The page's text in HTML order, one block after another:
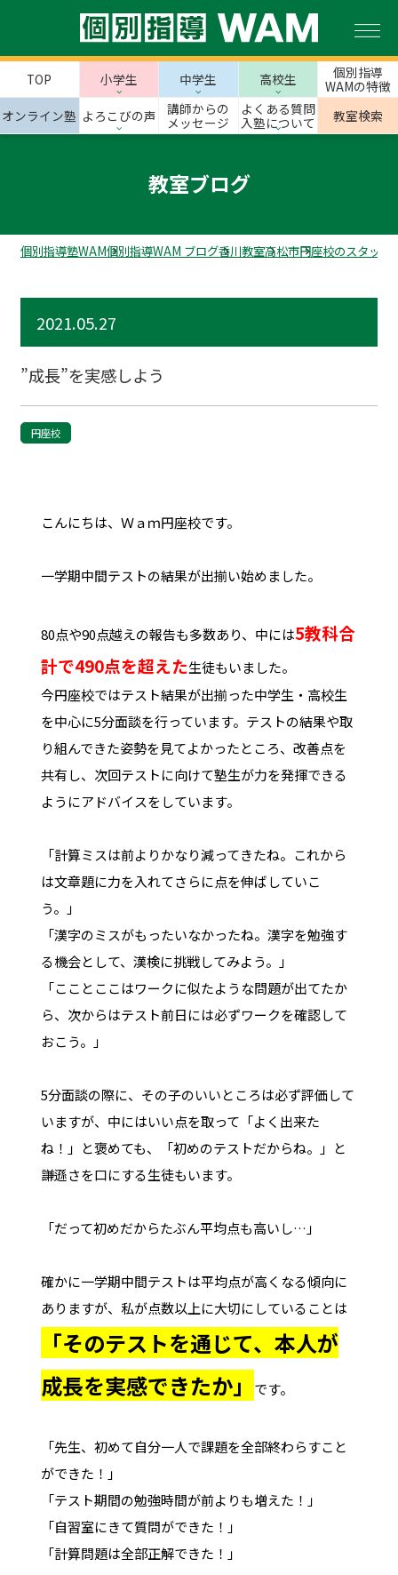
TOP 小学生 中学生 高校生
個別指導
WAMの特徴
オンライン塾 よろこびの声
講師からの
メッセージ
よくある質問
入塾について
教室検索
教室ブログ
個別指導塾WAM個別指導WAM ブログ香川教室高松市円座校のスタッフ
2021.05.27
”成長”を実感しよう
円座校
こんにちは、Ｗａｍ円座校です。
一学期中間テストの結果が出揃い始めました。
80点や90点越えの報告も多数あり、中には5教科合
計で490点を超えた生徒もいました。
今円座校ではテスト結果が出揃った中学生・高校生
を中心に5分面談を行っています。テストの結果や取
り組んできた姿勢を見てよかったところ、改善点を
共有し、次回テストに向けて塾生が力を発揮できる
ようにアドバイスをしています。
「計算ミスは前よりかなり減ってきたね。これから
は文章題に力を入れてさらに点を伸ばしていこ
う。」
「漢字のミスがもったいなかったね。漢字を勉強す
る機会として、漢検に挑戦してみよう。」
「こことここはワークに似たような問題が出てたか
ら、次からはテスト前日には必ずワークを確認して
おこう。」
5分面談の際に、その子のいいところは必ず評価して
いますが、中にはいい点を取って「よく出来た
ね！」と褒めても、「初めのテストだからね。」と
謙遜さを口にする生徒もいます。
「だって初めだからたぶん平均点も高いし…」
確かに一学期中間テストは平均点が高くなる傾向に
ありますが、私が点数以上に大切にしていることは
「そのテストを通じて、本人が
成長を実感できたか」
です。
「先生、初めて自分一人で課題を全部終わらすこと
ができた！」
「テスト期間の勉強時間が前よりも増えた！」
「自習室にきて質問ができた！」
「計算問題は全部正解できた！」